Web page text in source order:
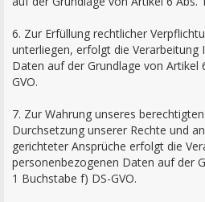
6. Zur Erfüllung rechtlicher
unterliegen, erfolgt die Verarbeitung
Daten auf der Grundlage von Artikel
GVO.
7. Zur Wahrung unseres
Durchsetzung unserer Rechte und
gerichteter Ansprüche erfolgt die
personenbezogenen Daten auf der
1 Buchstabe f) DS-GVO.